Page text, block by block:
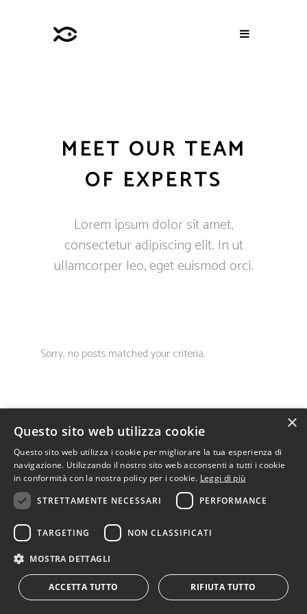
MEET OUR TEAM
OF EXPERTS
Lorem ipsum dolor sit amet,
consectetur adipiscing elit. In ut
ullamcorper leo, eget euismod orci.
Sorry, no posts matched your criteria.
Big Sur s.c.r.l. • via G.A. Coppola, 3 • 73100 Lecce
+39 0832.346903
• pec: bigsur@pec.bigsur.it• P.I. 03266210750
•Contattaci• Privacy
×
Questo sito web utilizza cookie
Questo sito web utilizza i cookie per migliorare la tua esperienza di
navigazione. Utilizzando il nostro sito web acconsenti a tutti i cookie
in conformità con la nostra policy per i cookie. Leggi di più
STRETTAMENTE NECESSARI
PERFORMANCE
TARGETING NON CLASSIFICATI
MOSTRA DETTAGLI
ACCETTA TUTTO RIFIUTA TUTTO